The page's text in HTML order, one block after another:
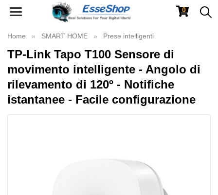
Toggle
0
Home SMART HOME Prese intelligenti
TP-Link Tapo T100 Sensore di
movimento intelligente - Angolo di
rilevamento di 120º - Notifiche
istantanee - Facile configurazione